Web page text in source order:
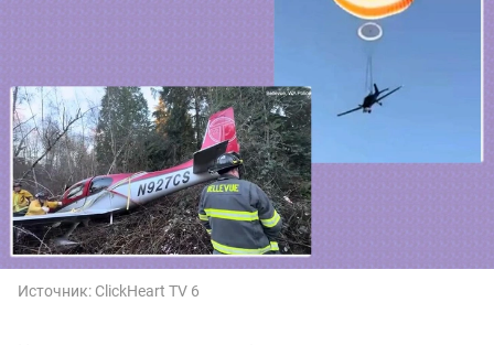
Источник: ClickHeart TV 6